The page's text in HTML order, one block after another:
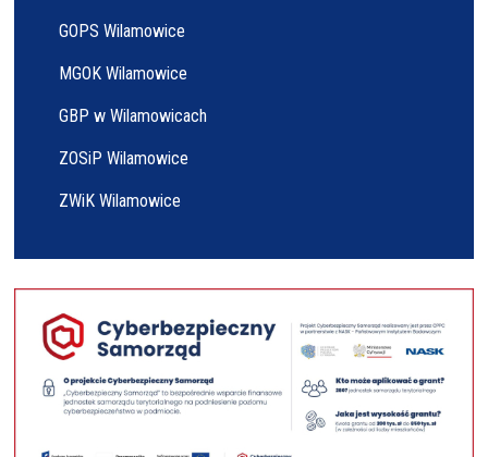
GOPS Wilamowice
MGOK Wilamowice
GBP w Wilamowicach
ZOSiP Wilamowice
ZWiK Wilamowice